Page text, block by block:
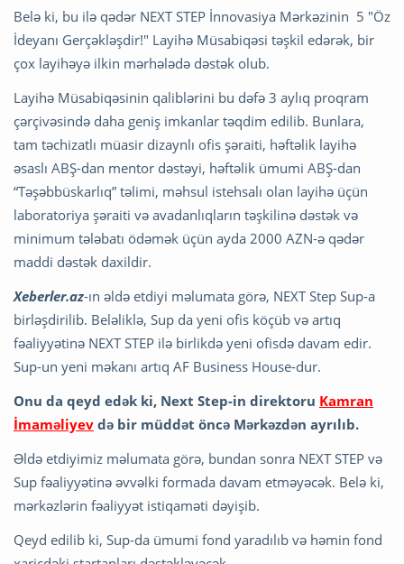
Belə ki, bu ilə qədər NEXT STEP İnnovasiya Mərkəzinin 5 "Öz
İdeyanı Gerçəkləşdir!" Layihə Müsabiqəsi təşkil edərək, bir
çox layihəyə ilkin mərhələdə dəstək olub.
Layihə Müsabiqəsinin qaliblərini bu dəfə 3 aylıq proqram
çərçivəsində daha geniş imkanlar təqdim edilib. Bunlara,
tam təchizatlı müasir dizaynlı ofis şəraiti, həftəlik layihə
əsaslı ABŞ-dan mentor dəstəyi, həftəlik ümumi ABŞ-dan
“Təşəbbüskarlıq” təlimi, məhsul istehsalı olan layihə üçün
laboratoriya şəraiti və avadanlıqların təşkilinə dəstək və
minimum tələbatı ödəmək üçün ayda 2000 AZN-ə qədər
maddi dəstək daxildir.
Xeberler.az-ın əldə etdiyi məlumata görə, NEXT Step Sup-a
birləşdirilib. Beləliklə, Sup da yeni ofis köçüb və artıq
fəaliyyətinə NEXT STEP ilə birlikdə yeni ofisdə davam edir.
Sup-un yeni məkanı artıq AF Business House-dur.
Onu da qeyd edək ki, Next Step-in direktoru Kamran
İmaməliyev də bir müddət öncə Mərkəzdən ayrılıb.
Əldə etdiyimiz məlumata görə, bundan sonra NEXT STEP və
Sup fəaliyyətinə əvvəlki formada davam etməyəcək. Belə ki,
mərkəzlərin fəaliyyət istiqaməti dəyişib.
Qeyd edilib ki, Sup-da ümumi fond yaradılıb və həmin fond